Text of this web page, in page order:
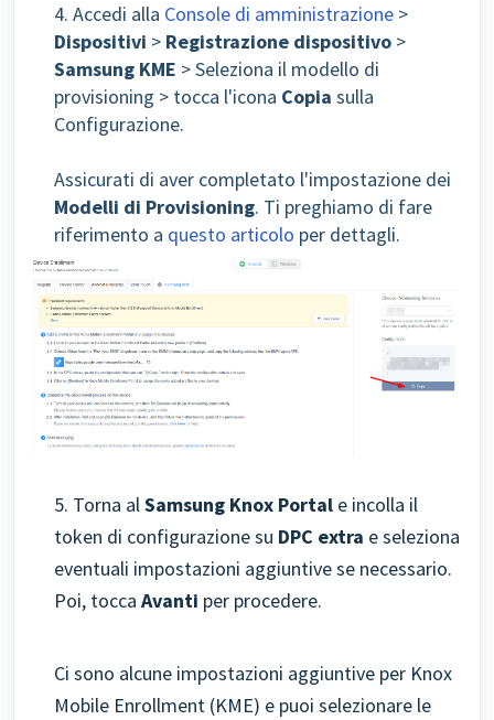
4. Accedi alla Console di amministrazione >
Dispositivi > Registrazione dispositivo >
Samsung KME > Seleziona il modello di
provisioning > tocca l'icona Copia sulla
Configurazione.
Assicurati di aver completato l'impostazione dei
Modelli di Provisioning. Ti preghiamo di fare
riferimento a questo articolo per dettagli.
5. Torna alSamsung Knox Portal e incolla il
token di configurazione su DPC extra e seleziona
eventuali impostazioni aggiuntive se necessario.
Poi, tocca Avanti per procedere.
Ci sono alcune impostazioni aggiuntive per Knox
Mobile Enrollment (KME) e puoi selezionare le